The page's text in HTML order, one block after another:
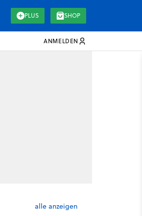
PLUS SHOP
ANMELDEN
alle anzeigen